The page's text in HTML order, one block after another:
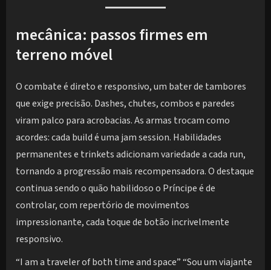
mecânica: passos firmes em
terreno móvel
O combate é direto e responsivo, um bater de tambores
que exige precisão. Dashes, chutes, combos e paredes
viram palco para acrobacias. As armas trocam como
acordes: cada build é uma jam session. Habilidades
permanentes e trinkets adicionam variedade a cada run,
tornando a progressão mais recompensadora. O destaque
continua sendo o quão habilidoso o Príncipe é de
controlar, com repertório de movimentos
impressionante, cada toque de botão incrivelmente
responsivo.
“I am a traveler of both time and space” “Sou um viajante